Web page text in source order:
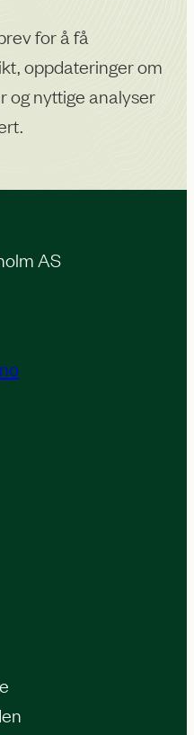
for å få
oppdateringer om
og nyttige analyser
AS